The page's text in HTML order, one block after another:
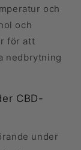
och
och
för att
nedbrytning
CBD-
under